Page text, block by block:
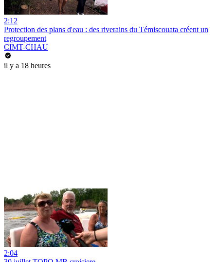
2:12
Protection des plans d'eau : des riverains du Témiscouata créent un
regroupement
CIMT-CHAU
il y a 18 heures
2:04